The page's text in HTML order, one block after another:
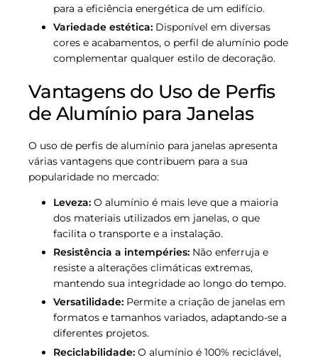
para a eficiência energética de um edifício.
Variedade estética: Disponível em diversas
cores e acabamentos, o perfil de alumínio pode
complementar qualquer estilo de decoração.
Vantagens do Uso de Perfis
de Alumínio para Janelas
O uso de perfis de alumínio para janelas apresenta
várias vantagens que contribuem para a sua
popularidade no mercado:
Leveza: O alumínio é mais leve que a maioria
dos materiais utilizados em janelas, o que
facilita o transporte e a instalação.
Resistência a intempéries: Não enferruja e
resiste a alterações climáticas extremas,
mantendo sua integridade ao longo do tempo.
Versatilidade: Permite a criação de janelas em
formatos e tamanhos variados, adaptando-se a
diferentes projetos.
Reciclabilidade: O alumínio é 100% reciclável,